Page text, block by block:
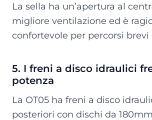
La sella ha un’apertura al
migliore ventilazione ed è
confortevole per percorsi brevi
5. I freni a disco idraulici
potenza
La OT05 ha freni a disco
posteriori con dischi da